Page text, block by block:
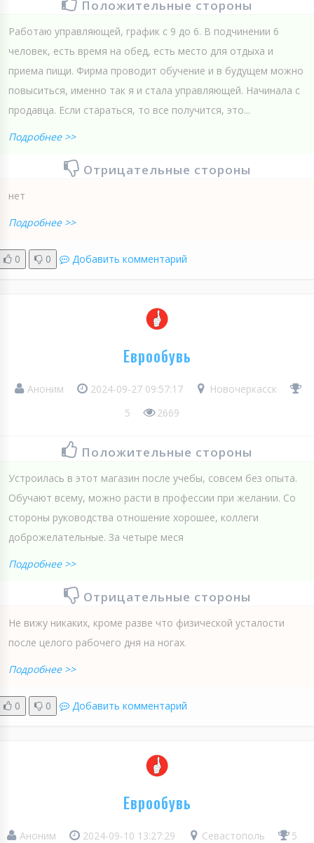
Положительные стороны
Работаю управляющей, график с 9 до 6. В подчинении 6
человек, есть время на обед, есть место для отдыха и
приема пищи. Фирма проводит обучение и в будущем можно
повыситься, именно так я и стала управляющей. Начинала с
продавца. Если стараться, то все получится, это...
Подробнее >>
Отрицательные стороны
нет
Подробнее >>
0 0 Добавить комментарий
Еврообувь
Аноним 2024-09-27 09:57:17
Новочеркасск
5
2669
Положительные стороны
Устроилась в этот магазин после учебы, совсем без опыта.
Обучают всему, можно расти в профессии при желании. Со
стороны руководства отношение хорошее, коллеги
доброжелательные. За четыре меся
Подробнее >>
Отрицательные стороны
Не вижу никаких, кроме разве что физической усталости
после целого рабочего дня на ногах.
Подробнее >>
0 0 Добавить комментарий
Еврообувь
Аноним 2024-09-10 13:27:29 Севастополь
5